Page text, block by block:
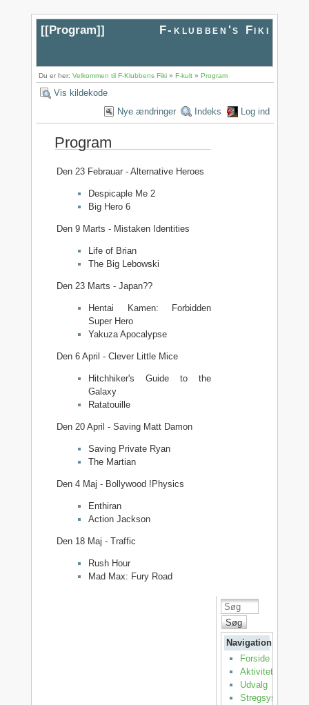
[[Program]] F-klubben's Fiki
Du er her:Velkommen til F-Klubbens Fiki »F-kult »Program
Vis kildekode
Nye ændringer
Indeks Log ind
Program
Den 23 Febrauar - Alternative Heroes
Despicaple Me 2
Big Hero 6
Den 9 Marts - Mistaken Identities
Life of Brian
The Big Lebowski
Den 23 Marts - Japan??
Hentai Kamen: Forbidden
Super Hero
Yakuza Apocalypse
Den 6 April - Clever Little Mice
Hitchhiker's Guide to the
Galaxy
Ratatouille
Den 20 April - Saving Matt Damon
Saving Private Ryan
The Martian
Den 4 Maj - Bollywood !Physics
Enthiran
Action Jackson
Den 18 Maj - Traffic
Rush Hour
Mad Max: Fury Road
Søg
Navigation
Forside
Aktiviteter
Udvalg
Stregsystemet